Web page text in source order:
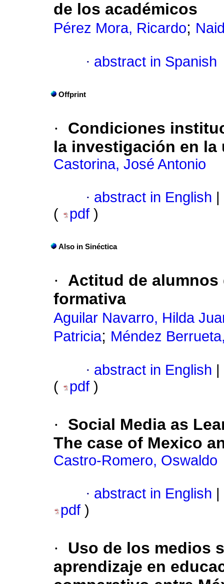
de los académicos
Pérez Mora, Ricardo;
· abstract in Spanish
Offprint
·
Condiciones
la investigación en
Castorina, José Antonio
· abstract in English
(
pdf )
Also in Sinéctica
·
Actitud de alumnos
formativa
Aguilar Navarro, Hilda
Patricia; Méndez
· abstract in English
(
pdf )
·
Social Media as
The case of Mexico
Castro-Romero, Oswaldo
· abstract in English
pdf )
·
Uso de los medios
aprendizaje en